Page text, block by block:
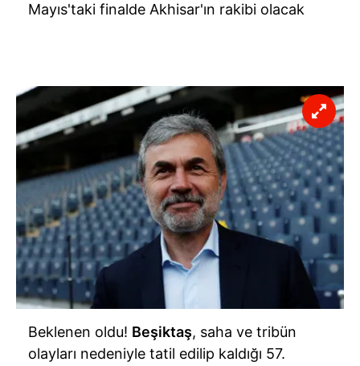
Mayıs'taki finalde Akhisar'ın rakibi olacak
Beklenen oldu! Beşiktaş, saha ve tribün
olayları nedeniyle tatil edilip kaldığı 57.